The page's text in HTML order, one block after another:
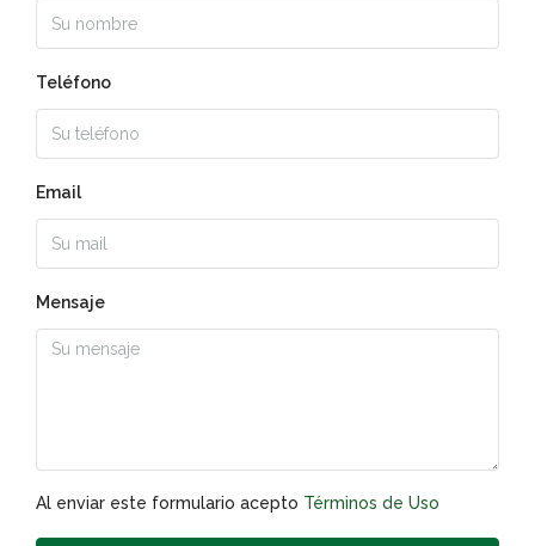
Teléfono
Email
Mensaje
Al enviar este formulario acepto Términos de Uso